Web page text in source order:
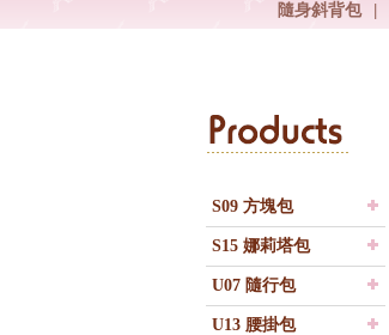
隨身斜背包
S09 方塊包
S15 娜莉塔包
U07 隨行包
U13 腰掛包